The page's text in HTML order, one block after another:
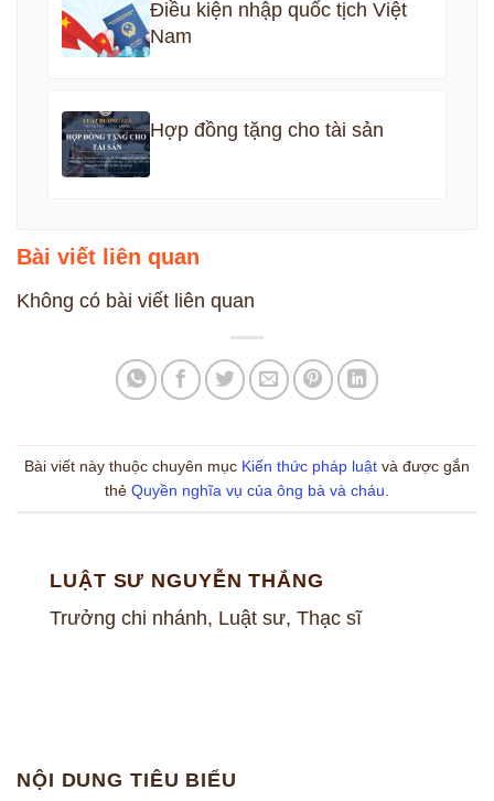
Điều kiện nhập quốc tịch Việt
Nam
Hợp đồng tặng cho tài sản
Bài viết liên quan
Không có bài viết liên quan
Bài viết này thuộc chuyên mục Kiến thức pháp luật và được gắn
thẻ Quyền nghĩa vụ của ông bà và cháu
LUẬT SƯ NGUYỄN THẮNG
Trưởng chi nhánh, Luật sư, Thạc sĩ
NỘI DUNG TIÊU BIỂU